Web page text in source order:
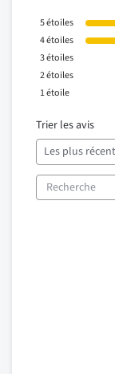
5étoiles
4étoiles
3étoiles
2étoiles
1étoile
Trier les avis